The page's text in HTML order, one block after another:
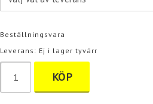
Beställningsvara
Leverans: Ej i lager tyvärr
KÖP